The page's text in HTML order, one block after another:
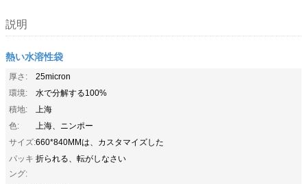
説明
熱い水溶性袋
厚さ:
25micron
環境:
水で分解する100%
積地:
上海
色:
上海、ニンポー
サイズ:660*840MMは、カスタマイズした
パッキ
ング:
折られる、転がしなさい